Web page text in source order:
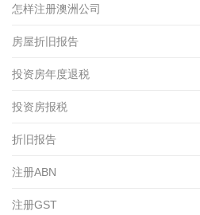
怎样注册澳洲公司
房屋折旧报告
投资房年度退税
投资房报税
折旧报告
注册ABN
注册GST